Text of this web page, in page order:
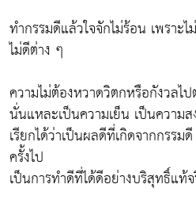
ทำกรรมดีแล้วใจจักไม่ร้อน เพราะ
ไม่ดีต่าง ๆ
ความไม่ต้องหวาดวิตกหรือกังวลไ
นั่นแหละเป็นความเย็น เป็นความส
เรียกได้ว่าเป็นผลดีที่เกิดจากกรร
ครั้งไป
เป็นการทำดีที่ได้ดีอย่างบริสุทธิ์แท้